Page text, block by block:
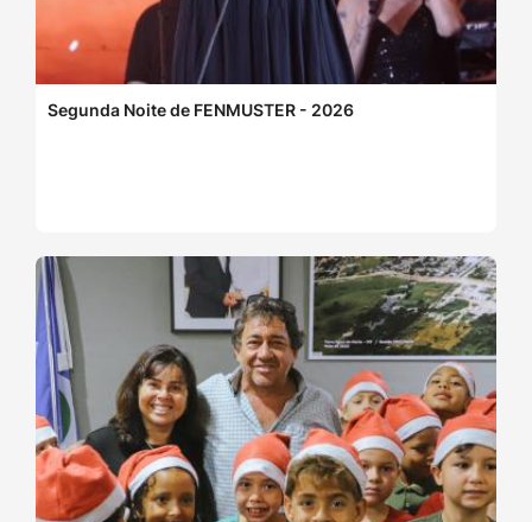
Segunda Noite de FENMUSTER - 2026